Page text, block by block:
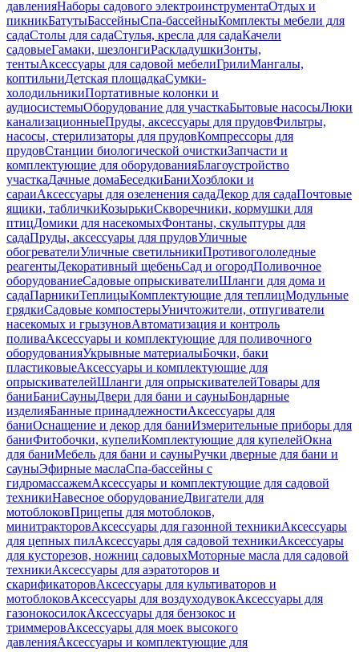
давленияНаборы садового электроинструментаОтдых и
пикникБатутыБассейныСпа-бассейныКомплекты мебели для
садаСтолы для садаСтулья, кресла для садаКачели
садовыеГамаки, шезлонгиРаскладушкиЗонты,
тентыАксессуары для садовой мебелиГрилиМангалы,
коптильниДетская площадкаСумки-
холодильникиПортативные колонки и
аудиосистемыОборудование для участкаБытовые насосыЛюки
канализационныеПруды, аксессуары для прудовФильтры,
насосы, стерилизаторы для прудовКомпрессоры для
прудовСтанции биологической очисткиЗапчасти и
комплектующие для оборудованияБлагоустройство
участкаДачные домаБеседкиБаниХозблоки и
сараиАксессуары для озеленения садаДекор для садаПочтовые
ящики, табличкиКозырькиСкворечники, кормушки для
птицДомики для насекомыхФонтаны, скульптуры для
садаПруды, аксессуары для прудовУличные
обогревателиУличные светильникиПротивогололедные
реагентыДекоративный щебеньСад и огородПоливочное
оборудованиеСадовые опрыскивателиШланги для дома и
садаПарникиТеплицыКомплектующие для теплицМодульные
грядкиСадовые компостерыУничтожители, отпугиватели
насекомых и грызуновАвтоматизация и контроль
поливаАксессуары и комплектующие для поливочного
оборудованияУкрывные материалыБочки, баки
пластиковыеАксессуары и комплектующие для
опрыскивателейШланги для опрыскивателейТовары для
баниБаниСауныДвери для бани и сауныБондарные
изделияБанные принадлежностиАксессуары для
баниОснащение и декор для баниИзмерительные приборы для
баниФитобочки, купелиКомплектующие для купелейОкна
для баниМебель для бани и сауныРучки дверные для бани и
сауныЭфирные маслаСпа-бассейны с
гидромассажемАксессуары и комплектующие для садовой
техникиНавесное оборудованиеДвигатели для
мотоблоковПрицепы для мотоблоков,
минитракторовАксессуары для газонной техникиАксессуары
для цепных пилАксессуары для садовой техникиАксессуары
для кусторезов, ножниц садовыхМоторные масла для садовой
техникиАксессуары для аэратоторов и
скарификаторовАксессуары для культиваторов и
мотоблоковАксессуары для воздуходувокАксессуары для
газонокосилокАксессуары для бензокос и
триммеровАксессуары для моек высокого
давленияАксессуары и комплектующие для